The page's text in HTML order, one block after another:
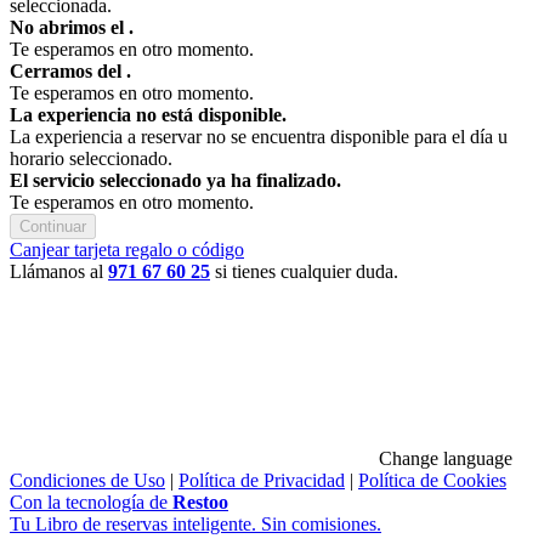
seleccionada.
No abrimos el .
Te esperamos en otro momento.
Cerramos del .
Te esperamos en otro momento.
La experiencia no está disponible.
La experiencia a reservar no se encuentra disponible para el día u
horario seleccionado.
El servicio seleccionado ya ha finalizado.
Te esperamos en otro momento.
Continuar
Canjear tarjeta regalo o código
Llámanos al 971 67 60 25 si tienes cualquier duda.
Change language
Condiciones de Uso | Política de Privacidad | Política de Cookies
Con la tecnología de Restoo
Tu Libro de reservas inteligente. Sin comisiones.